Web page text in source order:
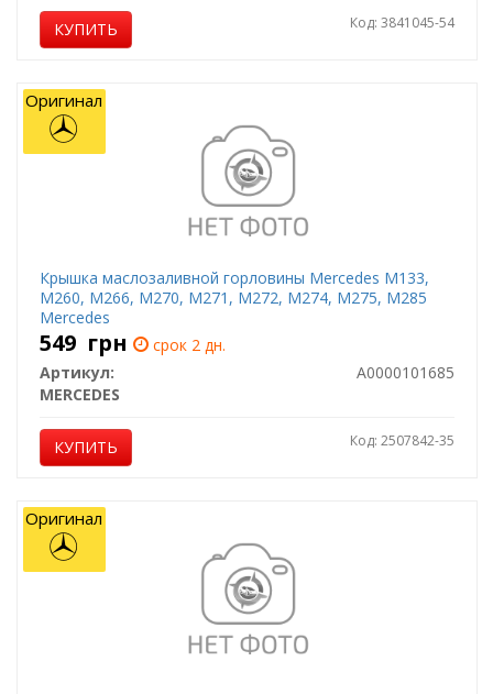
КУПИТЬ Код: 3841045-54
Крышка маслозаливной горловины Mercedes M133,
M260, M266, M270, M271, M272, M274, M275, M285
Mercedes
549 грн
срок 2 дн.
Артикул:
A0000101685
MERCEDES
КУПИТЬ Код: 2507842-35
Оригинал
Оригинал